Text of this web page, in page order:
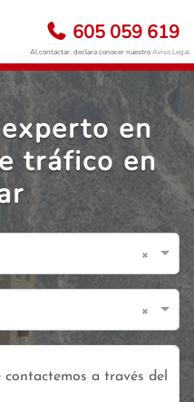
605 059 619
Al contactar, declara conocer nuestroAviso Legal
en
tráfico en
×
×